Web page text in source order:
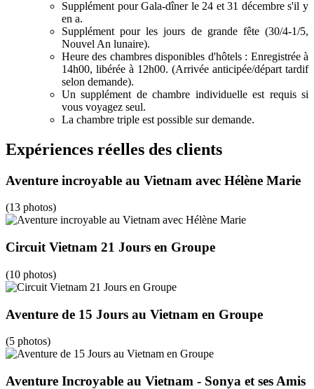
Supplément pour Gala-dîner le 24 et 31 décembre s'il y
en a.
Supplément pour les jours de grande fête (30/4-1/5,
Nouvel An lunaire).
Heure des chambres disponibles d'hôtels : Enregistrée à
14h00, libérée à 12h00. (Arrivée anticipée/départ tardif
selon demande).
Un supplément de chambre individuelle est requis si
vous voyagez seul.
La chambre triple est possible sur demande.
Expériences réelles des clients
Aventure incroyable au Vietnam avec Hélène Marie
(13 photos)
Circuit Vietnam 21 Jours en Groupe
(10 photos)
Aventure de 15 Jours au Vietnam en Groupe
(5 photos)
Aventure Incroyable au Vietnam - Sonya et ses Amis